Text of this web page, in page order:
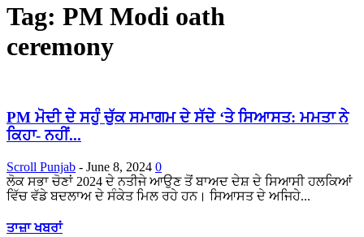
Tag: PM Modi oath
ceremony
PM ਮੋਦੀ ਦੇ ਸਹੁੰ ਚੁੱਕ ਸਮਾਗਮ ਦੇ ਸੱਦੇ ‘ਤੇ ਸਿਆਸਤ: ਮਮਤਾ ਨੇ
ਕਿਹਾ- ਨਹੀਂ...
Scroll Punjab - June 8, 2024 0
ਲੋਕ ਸਭਾ ਚੋਣਾਂ 2024 ਦੇ ਨਤੀਜੇ ਆਉਣ ਤੋਂ ਬਾਅਦ ਦੇਸ਼ ਦੇ ਸਿਆਸੀ ਹਲਕਿਆਂ
ਵਿੱਚ ਵੱਡੇ ਬਦਲਾਅ ਦੇ ਸੰਕੇਤ ਮਿਲ ਰਹੇ ਹਨ। ਸਿਆਸਤ ਦੇ ਅਜਿਹੇ...
ਤਾਜ਼ਾ ਖਬਰਾਂ